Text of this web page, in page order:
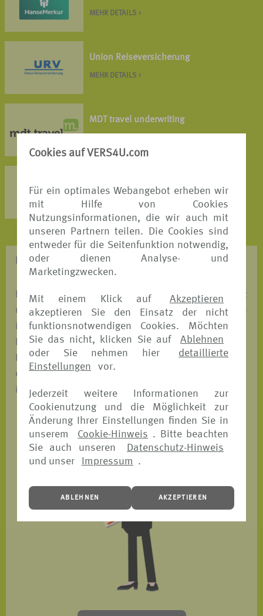
Cookies auf VERS4U.com
Für ein optimales Webangebot erheben wir
mit Hilfe von Cookies
Nutzungsinformationen, die wir auch mit
unseren Partnern teilen. Die Cookies sind
entweder für die Seitenfunktion notwendig,
oder dienen Analyse- und
Marketingzwecken.
Mit einem Klick auf
Akzeptieren
akzeptieren Sie den Einsatz der nicht
funktionsnotwendigen Cookies. Möchten
Sie das nicht, klicken Sie auf
Ablehnen
oder Sie nehmen hier
detaillierte
Einstellungen
vor.
Jederzeit weitere Informationen zur
Cookienutzung und die Möglichkeit zur
Änderung Ihrer Einstellungen finden Sie in
unserem
Cookie-Hinweis . Bitte beachten
Sie auch unseren
Datenschutz-Hinweis
und unser
Impressum .
ABLEHNEN AKZEPTIEREN
MEHR DETAILS >
Union Reiseversicherung
MEHR DETAILS >
MDT travel underwriting
MEHR DETAILS >
REISESCHUTZ - WAS BRAUCHE ICH?
Entscheiden Sie, mit welchem Versicherungsschutz
und mit welchem unserer Versicherungspartner Sie
in den Urlaub fahren möchten. Wir ermöglichen
Ihnen einen automatischen Preis-und
Leistungsvergleich, bei dem Sie auf einen Blick
erkennen, welches Angebot das Passende für Sie
ist.